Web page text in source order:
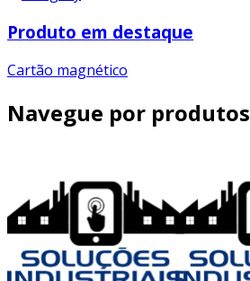
Produto em destaque
Cartão magnético
Navegue por produtos